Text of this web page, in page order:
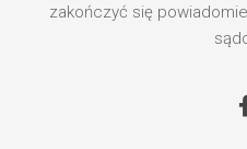
zakończyć się